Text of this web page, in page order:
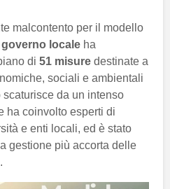
malcontento per il modello
governo locale ha
di 51 misure destinate a
sociali e ambientali
da un intenso
ha coinvolto esperti di
e enti locali, ed è stato
gestione più accorta delle
.